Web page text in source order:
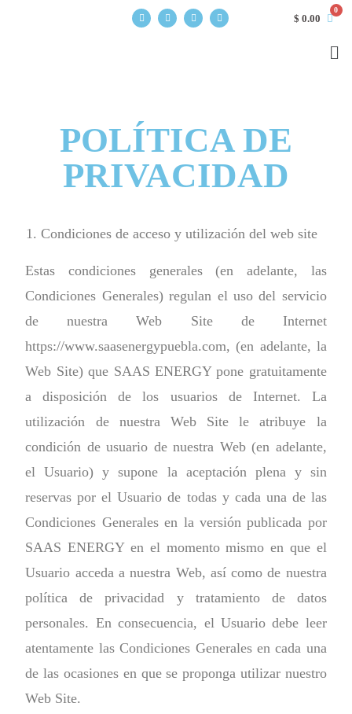
$ 0.00
POLÍTICA DE
PRIVACIDAD
Condiciones de acceso y utilización del web site
Estas condiciones generales (en adelante, las
Condiciones Generales) regulan el uso del servicio
de nuestra Web Site de Internet
https://www.saasenergypuebla.com, (en adelante, la
Web Site) que SAAS ENERGY pone gratuitamente
a disposición de los usuarios de Internet. La
utilización de nuestra Web Site le atribuye la
condición de usuario de nuestra Web (en adelante,
el Usuario) y supone la aceptación plena y sin
reservas por el Usuario de todas y cada una de las
Condiciones Generales en la versión publicada por
SAAS ENERGY en el momento mismo en que el
Usuario acceda a nuestra Web, así como de nuestra
política de privacidad y tratamiento de datos
personales. En consecuencia, el Usuario debe leer
atentamente las Condiciones Generales en cada una
de las ocasiones en que se proponga utilizar nuestro
Web Site.